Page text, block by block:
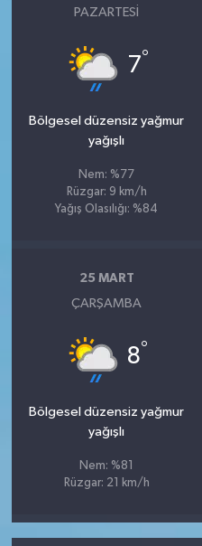
PAZARTESI
7°
Bölgesel düzensiz yağmur
yağışlı
Nem: %77
Rüzgar: 9 km/h
Yağış Olasılığı: %84
25 MART
ÇARŞAMBA
8°
Bölgesel düzensiz yağmur
yağışlı
Nem: %81
Rüzgar: 21 km/h